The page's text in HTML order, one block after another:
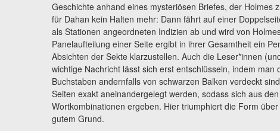
Geschichte anhand eines mysteriösen Briefes, der Holmes
für Dahan kein Halten mehr: Dann fährt auf einer
als Stationen angeordneten Indizien ab und wird von
Panelaufteilung einer Seite ergibt in ihrer Gesamtheit ein
Absichten der Sekte klarzustellen. Auch die Leser*innen
wichtige Nachricht lässt sich erst entschlüsseln, indem man
Buchstaben andernfalls von schwarzen Balken verdeckt
Seiten exakt aneinandergelegt werden, sodass sich aus
Wortkombinationen ergeben. Hier triumphiert die Form
gutem Grund.